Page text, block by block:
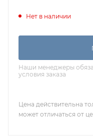
Нет в наличии
Наши менеджеры
условия заказа
Цена действительна
может отличаться от